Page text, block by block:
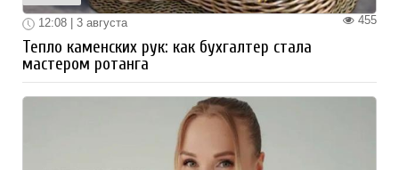
455
12:08 | 3 августа
Тепло каменских рук: как бухгалтер стала
мастером ротанга